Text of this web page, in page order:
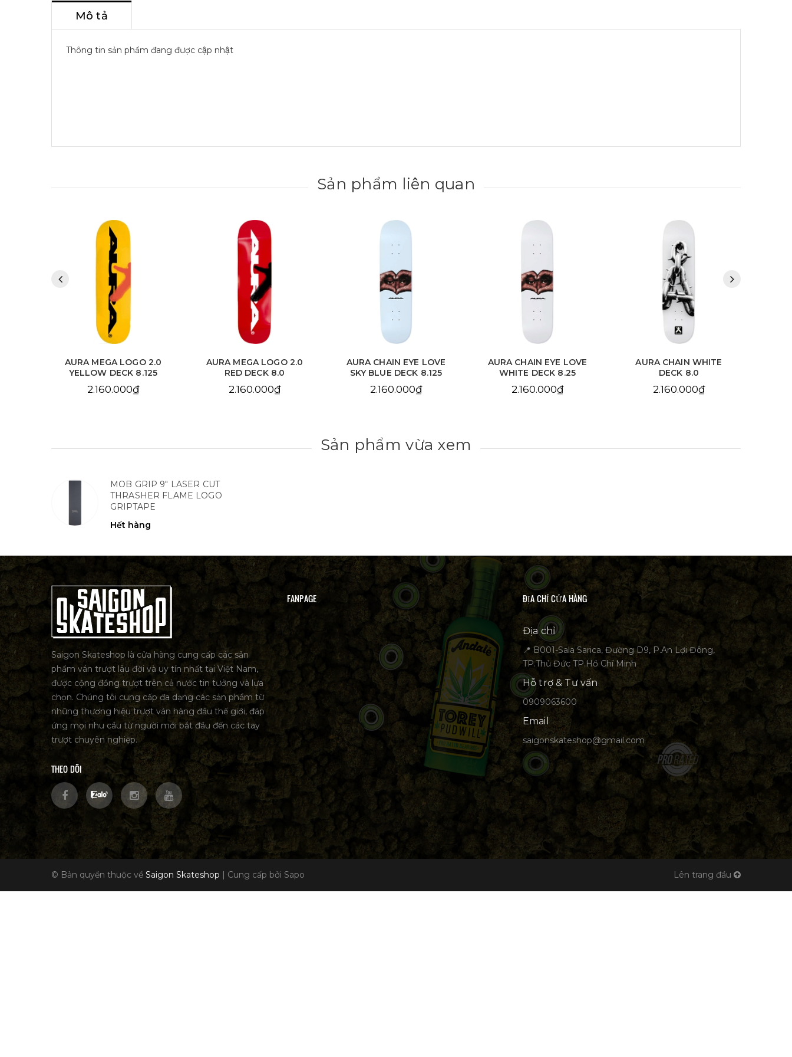
Mô tả
Thông tin sản phẩm đang được cập nhật
Sản phẩm liên quan
AURA MEGA LOGO 2.0
RED DECK 8.0
2.160.000₫
AURA CHAIN EYE LOVE
SKY BLUE DECK 8.125
2.160.000₫
AURA CHAIN EYE LOVE
WHITE DECK 8.25
2.160.000₫
AURA CHAIN WHITE
DECK 8.0
2.160.000₫
AURA CHAIN YELLOW
DECK 8.25
2.160.000₫
Sản phẩm vừa xem
MOB GRIP 9" LASER CUT
THRASHER FLAME LOGO
GRIPTAPE
Hết hàng
Saigon Skateshop là cửa hàng cung cấp các sản
phẩm ván trượt lâu đời và uy tín nhất tại Việt Nam,
được cộng đồng trượt trên cả nước tin tưởng và lựa
chọn. Chúng tôi cung cấp đa dạng các sản phẩm từ
những thương hiệu trượt ván hàng đầu thế giới, đáp
ứng mọi nhu cầu từ người mới bắt đầu đến các tay
trượt chuyên nghiệp.
THEO DÕI
FANPAGE ĐỊA CHỈ CỬA HÀNG
Địa chỉ
📍 B001-Sala Sarica, Đường D9, P.An Lợi Đông,
TP.Thủ Đức TP.Hồ Chí Minh
Hỗ trợ & Tư vấn
0909063600
Email
saigonskateshop@gmail.com
© Bản quyền thuộc về Saigon Skateshop | Cung cấp bởi Sapo Lên trang đầu